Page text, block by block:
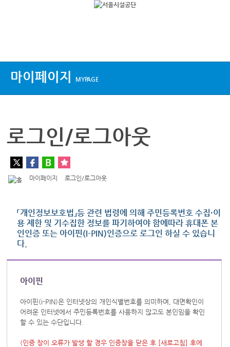
마이페이지 MYPAGE
로그인/로그아웃
마이페이지 로그인/로그아웃
「개인정보보호법」등 관련 법령에 의해 주민등록번호 수집·이
용 제한 및 기수집한 정보를 파기하여야 함에따라 휴대폰 본
인인증 또는 아이핀(I-PIN)인증으로 로그인 하실 수 있습니
다.
아이핀
아이핀(i-PIN)은 인터넷상의 개인식별번호를 의미하며, 대면확인이
어려운 인터넷에서 주민등록번호를 사용하지 않고도 본인임을 확인
할 수 있는 수단입니다.
(인증 창이 오류가 발생 할 경우 인증창을 닫은 후 [새로고침] 후에